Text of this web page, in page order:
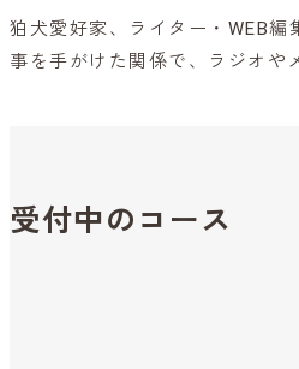
狛犬愛好家、ライター・WEB
事を手がけた関係で、ラジオや
受付中のコース